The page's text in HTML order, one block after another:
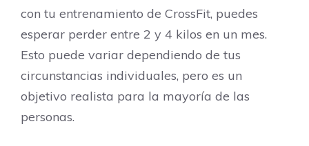
con tu entrenamiento de CrossFit, puedes
esperar perder entre 2 y 4 kilos en un mes.
Esto puede variar dependiendo de tus
circunstancias individuales, pero es un
objetivo realista para la mayoría de las
personas.